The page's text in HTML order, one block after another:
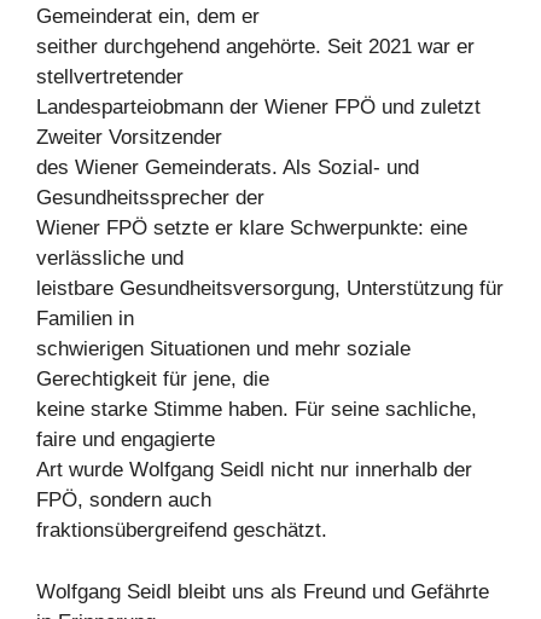
Gemeinderat ein, dem er
seither durchgehend angehörte. Seit 2021 war er
stellvertretender
Landesparteiobmann der Wiener FPÖ und zuletzt
Zweiter Vorsitzender
des Wiener Gemeinderats. Als Sozial- und
Gesundheitssprecher der
Wiener FPÖ setzte er klare Schwerpunkte: eine
verlässliche und
leistbare Gesundheitsversorgung, Unterstützung für
Familien in
schwierigen Situationen und mehr soziale
Gerechtigkeit für jene, die
keine starke Stimme haben. Für seine sachliche,
faire und engagierte
Art wurde Wolfgang Seidl nicht nur innerhalb der
FPÖ, sondern auch
fraktionsübergreifend geschätzt.
Wolfgang Seidl bleibt uns als Freund und Gefährte